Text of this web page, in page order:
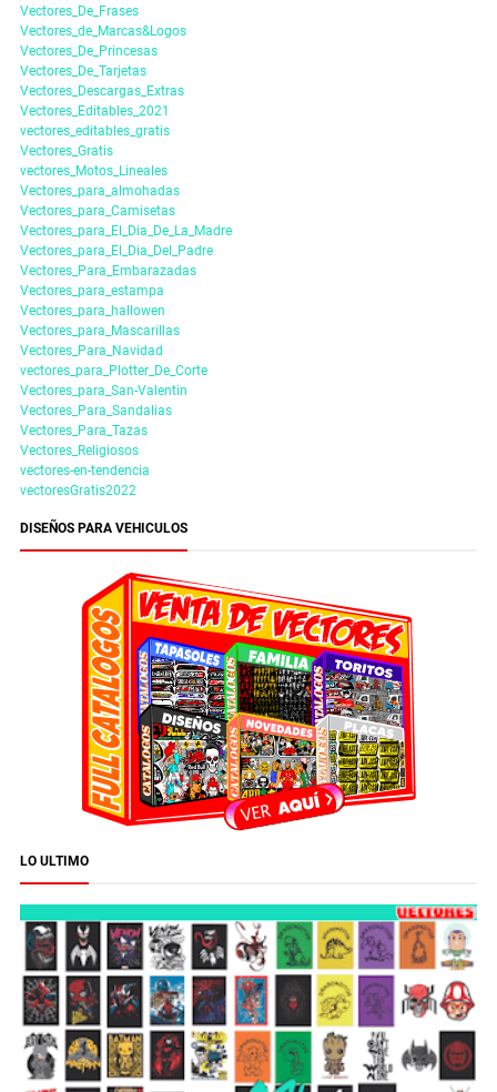
Vectores_De_Frases
Vectores_de_Marcas&Logos
Vectores_De_Princesas
Vectores_De_Tarjetas
Vectores_Descargas_Extras
Vectores_Editables_2021
vectores_editables_gratis
Vectores_Gratis
vectores_Motos_Lineales
Vectores_para_almohadas
Vectores_para_Camisetas
Vectores_para_El_Dia_De_La_Madre
Vectores_para_El_Dia_Del_Padre
Vectores_Para_Embarazadas
Vectores_para_estampa
Vectores_para_hallowen
Vectores_para_Mascarillas
Vectores_Para_Navidad
vectores_para_Plotter_De_Corte
Vectores_para_San-Valentin
Vectores_Para_Sandalias
Vectores_Para_Tazas
Vectores_Religiosos
vectores-en-tendencia
vectoresGratis2022
DISEÑOS PARA VEHICULOS
LO ULTIMO